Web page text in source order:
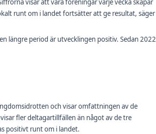
visar att våra föreningar varje vecka skapar
runt om i landet fortsätter att ge resultat, säger
längre period är utvecklingen positiv. Sedan 2022
och visar omfattningen av de
fler deltagartillfällen än något av de tre
positivt runt om i landet.